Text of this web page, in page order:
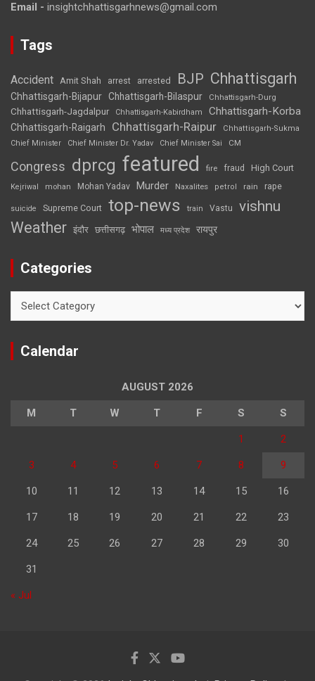
Email - insightchhattisgarhnews@gmail.com
Tags
Accident Amit Shah arrest arrested BJP Chhattisgarh
Chhattisgarh-Bijapur Chhattisgarh-Bilaspur Chhattisgarh-Durg
Chhattisgarh-Jagdalpur Chhattisgarh-Kabirdham Chhattisgarh-Korba
Chhattisgarh-Raigarh Chhattisgarh-Raipur
Chhattisgarh-Sukma
Chief Minister
Chief Minister Dr. Yadav Chief Minister Sai CM
Congress dprcg featured fire fraud High Court
Kejriwal mohan Mohan Yadav Murder Naxalites petrol rain rape
suicide Supreme Court top-news train Vastu vishnu
Weather इंदौर छत्तीसगढ़ भोपाल मध्य प्रदेश रायपुर
Categories
Calendar
AUGUST 2026
M T W T F S S
1 2
3 4 5 6 7 8 9
10 11 12 13 14 15 16
17 18 19 20 21 22 23
24 25 26 27 28 29 30
31
« Jul